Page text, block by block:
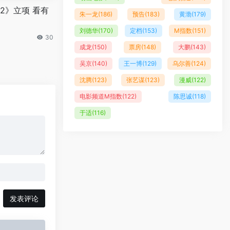
》立项 看有
30
发表评论
朱一龙(186) 预告(183) 黄渤(179)
刘德华(170) 定档(153) M指数(151)
成龙(150) 票房(148) 大鹏(143)
吴京(140) 王一博(129) 乌尔善(124)
沈腾(123) 张艺谋(123) 漫威(122)
电影频道M指数(122) 陈思诚(118)
于适(116)